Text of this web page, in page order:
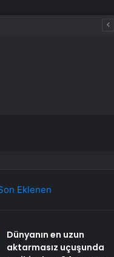
Eklenen
Dünyanın en uzun
aktarmasız uçuşunda